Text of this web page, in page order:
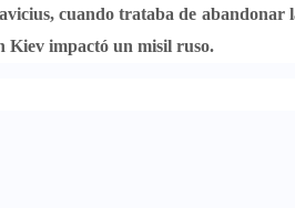
, cuando trataba de abandonar
Kiev impactó un misil ruso.